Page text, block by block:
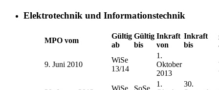
Elektrotechnik und Informationstechnik
MPO vom
Gültig
ab
Gültig
bis
Inkraft
von
Inkraft
bis
9. Juni 2010
WiSe
13/14
1.
Oktober
2013
WiSe
SoSe
1.
30.